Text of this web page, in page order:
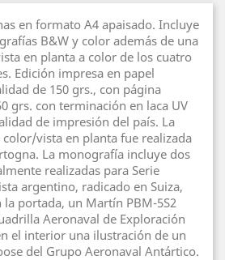
en formato A4 apaisado. Incluye
B&W y color además de una
en planta a color de los cuatro
Edición impresa en papel
de 150 grs., con página
grs. con terminación en laca UV
de impresión del país. La
vista en planta fue realizada
La monografía incluye dos
realizadas para Serie
argentino, radicado en Suiza,
portada, un Martín PBM-5S2
Aeronaval de Exploración
el interior una ilustración de un
del Grupo Aeronaval Antártico.